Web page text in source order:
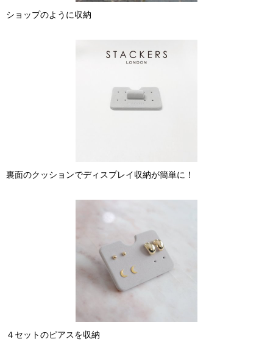
ショップのように収納
裏面のクッションでディスプレイ収納が簡単に！
４セットのピアスを収納